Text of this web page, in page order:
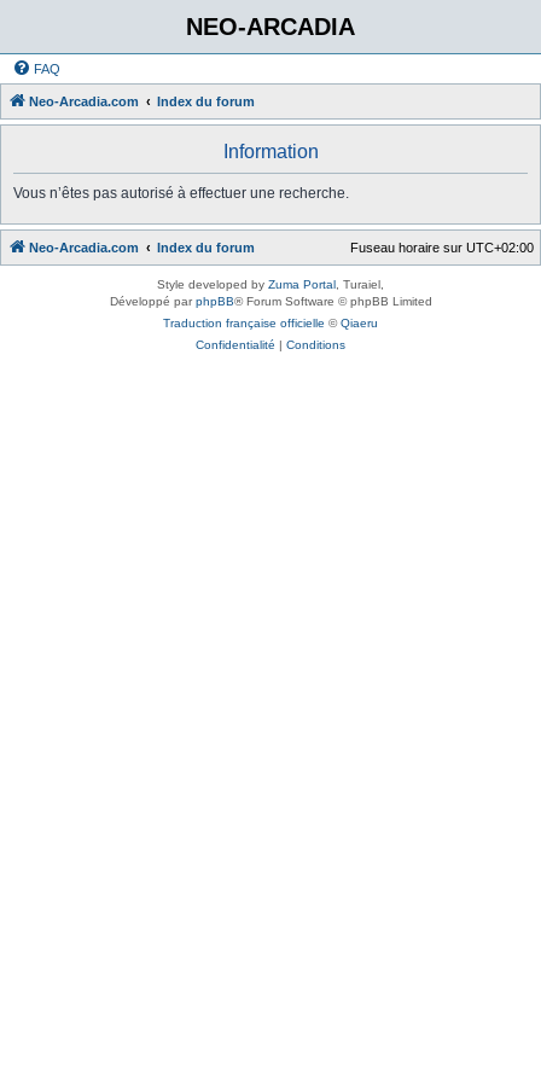
NEO-ARCADIA
FAQ
Neo-Arcadia.com Index du forum
Information
Vous n’êtes pas autorisé à effectuer une recherche.
Neo-Arcadia.com Index du forum Fuseau horaire sur UTC+02:00
Style developed by Zuma Portal , Turaiel,
Développé parphpBB® Forum Software © phpBB Limited
Traduction française officielle ©Qiaeru
Confidentialité | Conditions